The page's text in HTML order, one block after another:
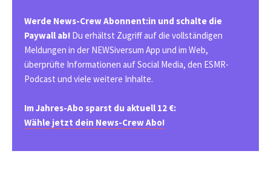
Werde News-Crew Abonnent:in und schalte die
Paywall ab! Du erhältst Zugriff auf die vollständigen
Meldungen in der NEWSiversum App und im Web,
überprüfte Informationen auf Social Media, den ESMR-
Podcast und viele weitere Inhalte.
Im Jahres-Abo sparst du aktuell 12 €:
Wähle jetzt dein News-Crew Abo!